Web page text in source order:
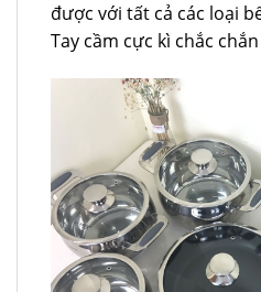
được với tất cả các loại
Tay cầm cực kì chắc